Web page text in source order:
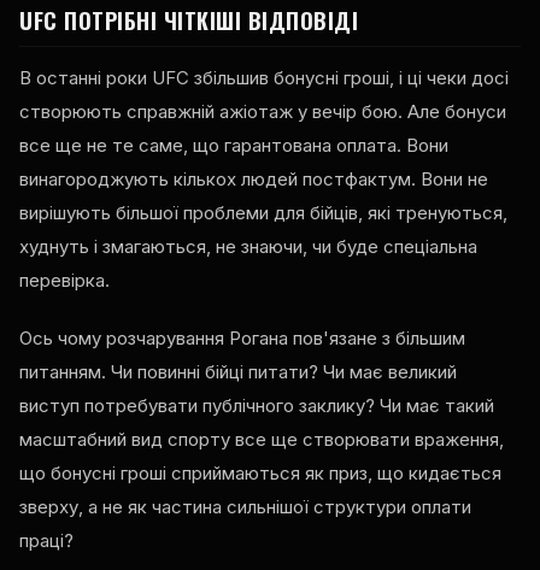
UFC ПОТРІБНІ ЧІТКІШІ ВІДПОВІДІ
В останні роки UFC збільшив бонусні гроші, і ці чеки досі
створюють справжній ажіотаж у вечір бою. Але бонуси
все ще не те саме, що гарантована оплата. Вони
винагороджують кількох людей постфактум. Вони не
вирішують більшої проблеми для бійців, які тренуються,
худнуть і змагаються, не знаючи, чи буде спеціальна
перевірка.
Ось чому розчарування Рогана пов'язане з більшим
питанням. Чи повинні бійці питати? Чи має великий
виступ потребувати публічного заклику? Чи має такий
масштабний вид спорту все ще створювати враження,
що бонусні гроші сприймаються як приз, що кидається
зверху, а не як частина сильнішої структури оплати
праці?